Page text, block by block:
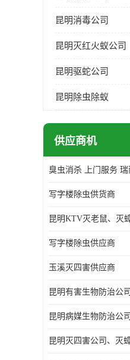
昆明消毒公司
昆明灭红火蚁公司
昆明驱蛇公司
昆明除虫除蚁
供应商机
写字楼除虫供货商
写字楼除虫供应商
玉溪灭四害供应商
昆明有害生物防治公司
昆明病媒生物防治公司